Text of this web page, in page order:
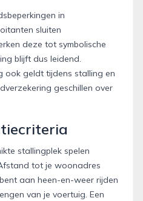
in
sluiten
deze tot symbolische
blijft dus leidend.
ook geldt tijdens stalling en
geschillen over
stallingplek spelen
tot je woonadres
aan heen-en-weer rijden
van je voertuig. Een